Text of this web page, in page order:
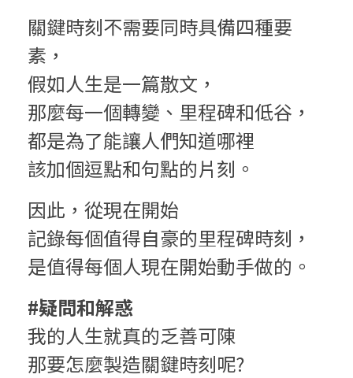
關鍵時刻不需要同時具備四種要
素，
假如人生是一篇散文，
那麼每一個轉變、里程碑和低谷，
都是為了能讓人們知道哪裡
該加個逗點和句點的片刻。
因此，從現在開始
記錄每個值得自豪的里程碑時刻，
是值得每個人現在開始動手做的。
#疑問和解惑
我的人生就真的乏善可陳
那要怎麼製造關鍵時刻呢?